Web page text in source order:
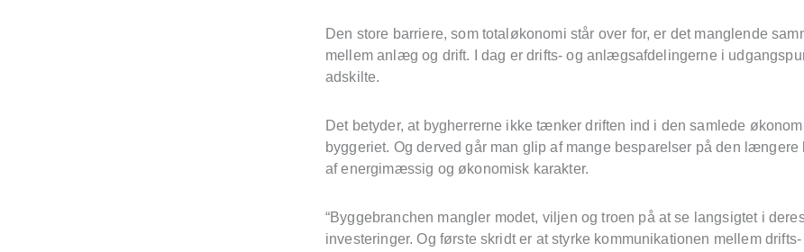
Den store barriere, som totaløkonomi står over for, er det manglende
mellem anlæg og drift. I dag er drifts- og anlægsafdelingerne i
adskilte.
Det betyder, at bygherrerne ikke tænker driften ind i den samlede
byggeriet. Og derved går man glip af mange besparelser på den længere
af energimæssig og økonomisk karakter.
“Byggebranchen mangler modet, viljen og troen på at se langsigtet i
investeringer. Og første skridt er at styrke kommunikationen mellem drifts-